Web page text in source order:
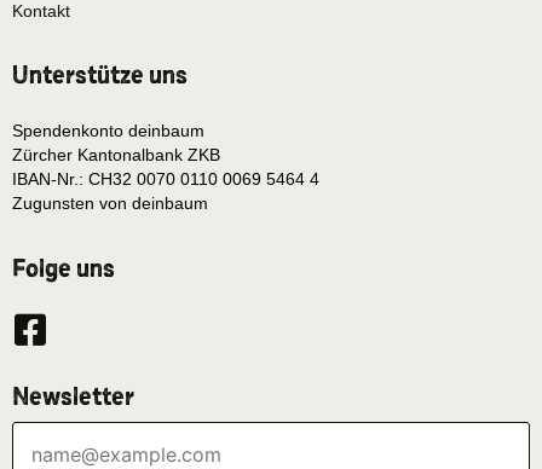
Kontakt
Unterstütze uns
Spendenkonto deinbaum
Zürcher Kantonalbank ZKB
IBAN-Nr.: CH32 0070 0110 0069 5464 4
Zugunsten von deinbaum
Folge uns
Newsletter